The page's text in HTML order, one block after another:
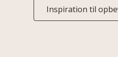
Inspiration til